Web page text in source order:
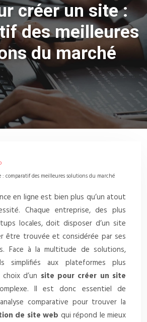
créer un site :
des meilleures
du marché
comparatif des meilleures solutions du marché
en ligne est bien plus qu’un atout
Chaque entreprise, des plus
locales, doit disposer d’un site
être trouvée et considérée par ses
Face à la multitude de solutions,
simplifiés aux plateformes plus
d’un site pour créer un site
Il est donc essentiel de
comparative pour trouver la
de site web qui répond le mieux